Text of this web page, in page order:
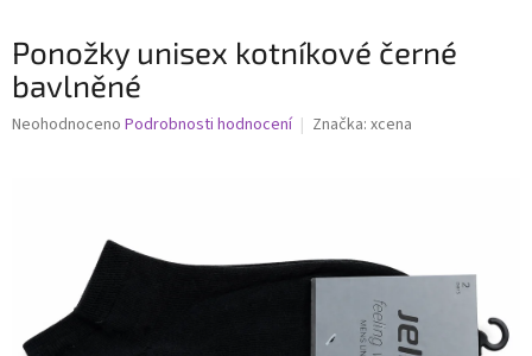
Ponožky unisex kotníkové černé
bavlněné
Průměrné
hvězdiček.
Neohodnoceno Podrobnosti hodnocení Značka: xcena